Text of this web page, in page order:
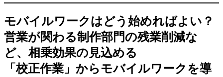
モバイルワークはどう始めればよい？
営業が関わる制作部門の残業削減な
ど、相乗効果の見込める
「校正作業」からモバイルワークを導